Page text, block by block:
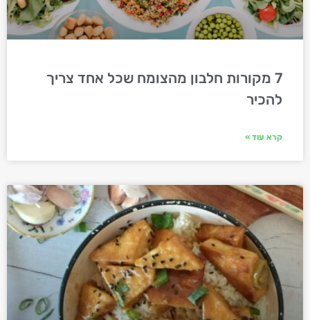
7 מקורות חלבון מהצומח שכל אחד צריך
להכיר
קרא עוד »